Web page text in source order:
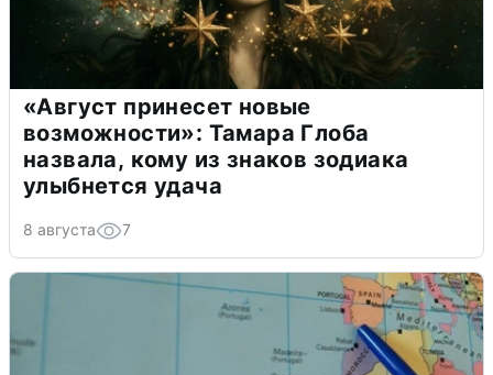
«Август принесет новые
возможности»: Тамара Глоба
назвала, кому из знаков зодиака
улыбнется удача
8 августа 7